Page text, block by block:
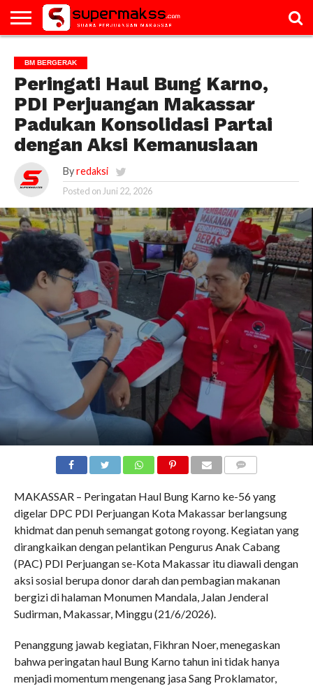
GALERI
ARTIKEL
BM
BERGERAK
PAC
PROFILE
VIDEO
BM BERGERAK
Peringati Haul Bung Karno,
PDI Perjuangan Makassar
Padukan Konsolidasi Partai
dengan Aksi Kemanusiaan
By redaksi
Posted on Juni 22, 2026
MAKASSAR – Peringatan Haul Bung Karno ke-56 yang
digelar DPC PDI Perjuangan Kota Makassar berlangsung
khidmat dan penuh semangat gotong royong. Kegiatan yang
dirangkaikan dengan pelantikan Pengurus Anak Cabang
(PAC) PDI Perjuangan se-Kota Makassar itu diawali dengan
aksi sosial berupa donor darah dan pembagian makanan
bergizi di halaman Monumen Mandala, Jalan Jenderal
Sudirman, Makassar, Minggu (21/6/2026).
Penanggung jawab kegiatan, Fikhran Noer, menegaskan
bahwa peringatan haul Bung Karno tahun ini tidak hanya
menjadi momentum mengenang jasa Sang Proklamator,